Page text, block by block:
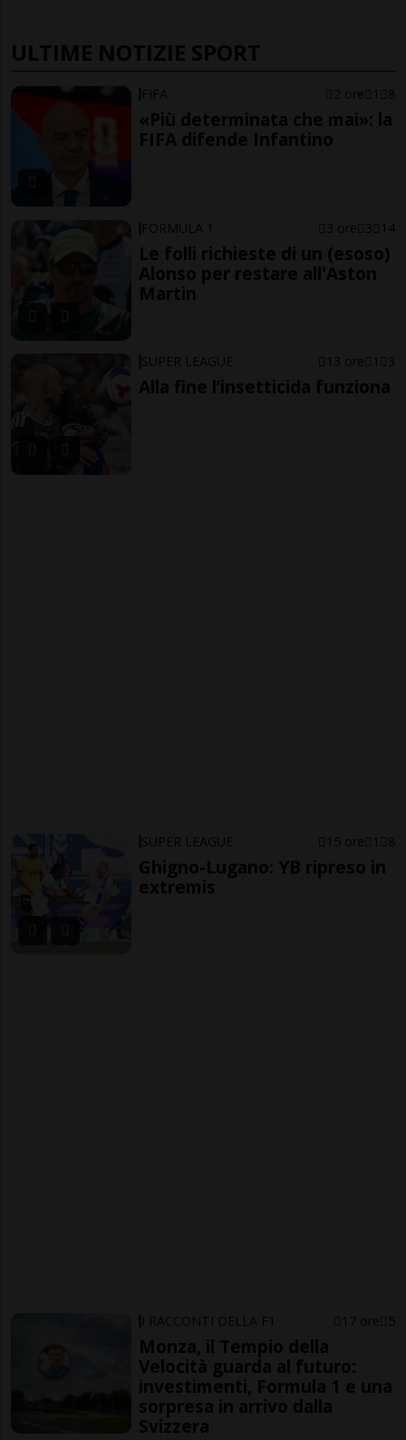
ULTIME NOTIZIE SPORT
FIFA 2 ore 1 8
«Più determinata che mai»: la
FIFA difende Infantino
FORMULA 1 3 ore 3 14
Le folli richieste di un (esoso)
Alonso per restare all'Aston
Martin
SUPER LEAGUE 13 ore 1 3
Alla fine l’insetticida funziona
SUPER LEAGUE 15 ore 1 8
Ghigno-Lugano: YB ripreso in
extremis
I RACCONTI DELLA F1 17 ore 5
Monza, il Tempio della
Velocità guarda al futuro:
investimenti, Formula 1 e una
sorpresa in arrivo dalla
Svizzera